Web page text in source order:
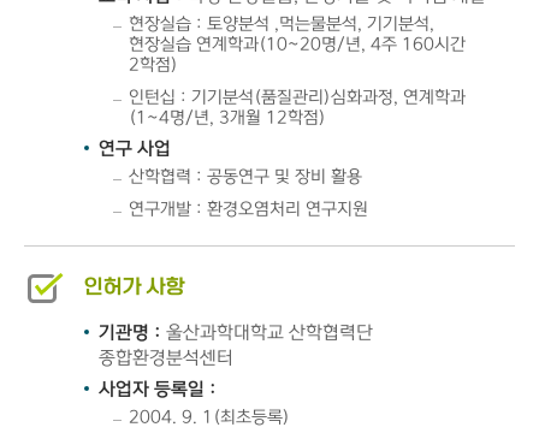
현장실습 : 토양분석 ,먹는물분석, 기기분석,
현장실습 연계학과(10~20명/년, 4주 160시간
2학점)
인턴십 : 기기분석(품질관리)심화과정, 연계학과
(1~4명/년, 3개월 12학점)
연구 사업
산학협력 : 공동연구 및 장비 활용
연구개발 : 환경오염처리 연구지원
인허가 사항
기관명 : 울산과학대학교 산학협력단
종합환경분석센터
사업자 등록일 :
2004. 9. 1(최초등록)